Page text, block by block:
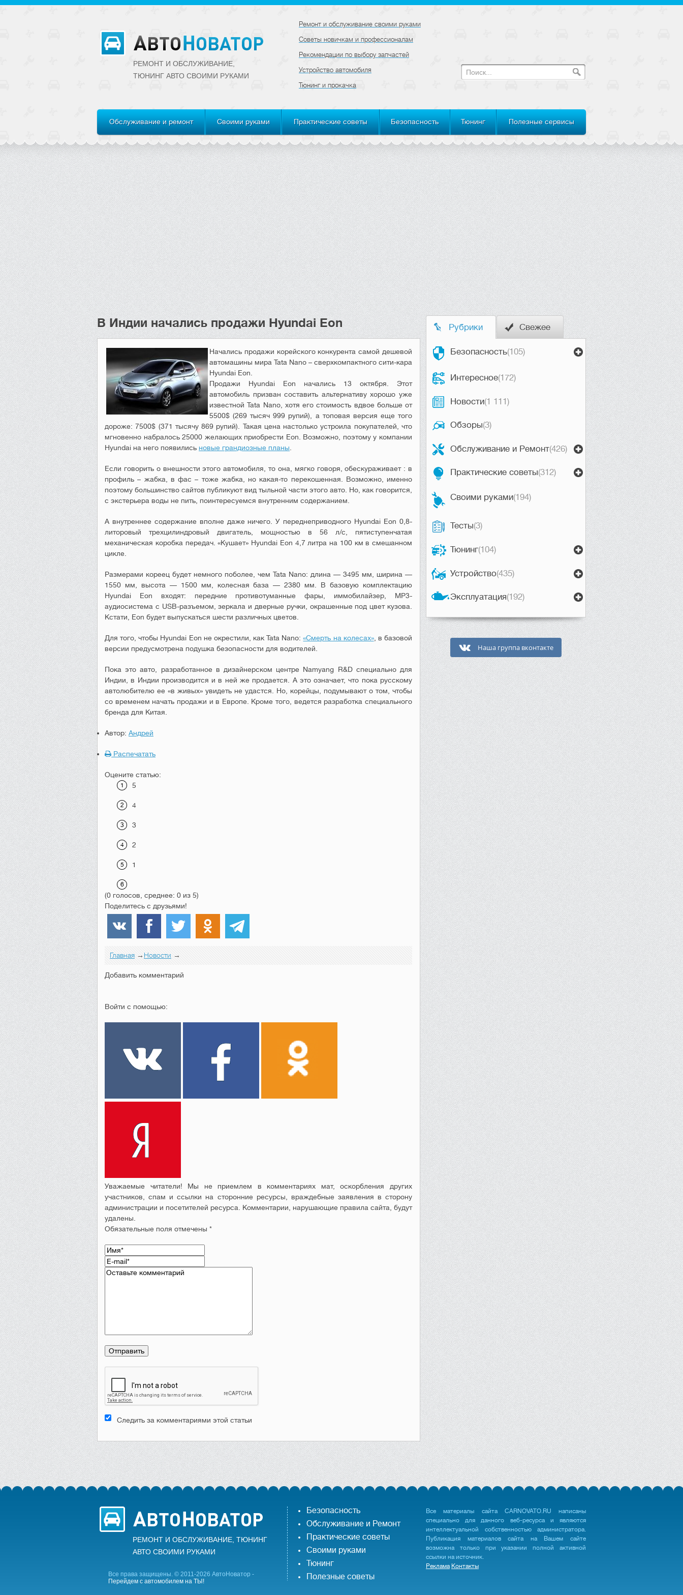
РЕМОНТ И ОБСЛУЖИВАНИЕ,
ТЮНИНГ АВТО CВОИМИ РУКАМИ
Ремонт и обслуживание своими руками
Советы новичкам и профессионалам
Рекомендации по выбору запчастей
Устройство автомобиля
Тюнинг и прокачка
Обслуживание и ремонт Своими руками Практические советы Безопасность Тюнинг Полезные сервисы
В Индии начались продажи Hyundai Eon
Начались продажи корейского конкурента самой дешевой
автомашины мира Tata Nano – сверхкомпактного сити-кара
Hyundai Eon.
Продажи Hyundai Eon начались 13 октября. Этот
автомобиль призван составить альтернативу хорошо уже
известной Tata Nano, хотя его стоимость вдвое больше от
5500$ (269 тысяч 999 рупий), а топовая версия еще того
дороже: 7500$ (371 тысячу 869 рупий). Такая цена настолько устроила покупателей, что
мгновенно набралось 25000 желающих приобрести Eon. Возможно, поэтому у компании
Hyundai на него появились новые грандиозные планы
Если говорить о внешности этого автомобиля, то она, мягко говоря, обескураживает : в
профиль – жабка, в фас – тоже жабка, но какая-то перекошенная. Возможно, именно
поэтому большинство сайтов публикуют вид тыльной части этого авто. Но, как говорится,
с экстерьера воды не пить, поинтересуемся внутренним содержанием.
А внутреннее содержание вполне даже ничего. У переднеприводного Hyundai Eon 0,8-
литоровый трехцилиндровый двигатель, мощностью в 56 л/с, пятиступенчатая
механическая коробка передач. «Кушает» Hyundai Eon 4,7 литра на 100 км в смешанном
цикле.
Размерами кореец будет немного поболее, чем Tata Nano: длина — 3495 мм, ширина —
1550 мм, высота — 1500 мм, колесная база — 2380 мм. В базовую комплектацию
Hyundai Eon входят: передние противотуманные фары, иммобилайзер, MP3-
аудиосистема с USB-разъемом, зеркала и дверные ручки, окрашенные под цвет кузова.
Кстати, Eon будет выпускаться шести различных цветов.
Для того, чтобы Hyundai Eon не окрестили, как Tata Nano:«Смерть на колесах», в базовой
версии предусмотрена подушка безопасности для водителей.
Пока это авто, разработанное в дизайнерском центре Namyang R&D специально для
Индии, в Индии производится и в ней же продается. А это означает, что пока русскому
автолюбителю ее «в живых» увидеть не удастся. Но, корейцы, подумывают о том, чтобы
со временем начать продажи и в Европе. Кроме того, ведется разработка специального
бренда для Китая.
Автор: Андрей
Распечатать
Оцените статью:
5
4
3
2
1
(0 голосов, среднее: 0 из 5)
Поделитесь с друзьями!
Главная →Новости →
Добавить комментарий
Войти с помощью:
Уважаемые читатели! Мы не приемлем в комментариях мат, оскорбления других
участников, спам и ссылки на сторонние ресурсы, враждебные заявления в сторону
администрации и посетителей ресурса. Комментарии, нарушающие правила сайта, будут
удалены.
Обязательные поля отмечены *
Следить за комментариями этой статьи
Рубрики Свежее
Безопасность(105)
Интересное(172)
Новости(1 111)
Обзоры(3)
Обслуживание и Ремонт(426)
Практические советы(312)
Своими руками(194)
Тесты(3)
Тюнинг(104)
Устройство(435)
Эксплуатация(192)
Наша группа вконтакте
РЕМОНТ И ОБСЛУЖИВАНИЕ, ТЮНИНГ
АВТО CВОИМИ РУКАМИ
Все права защищены. © 2011-2026 АвтоНоватор -
Перейдем с автомобилем на ТЫ!
Безопасность
Обслуживание и Ремонт
Практические советы
Своими руками
Тюнинг
Полезные советы
Все материалы сайта CARNOVATO.RU написаны
специально для данного веб-ресурса и являются
интеллектуальной собственностью администратора.
Публикация материалов сайта на Вашем сайте
возможна только при указании полной активной
ссылки на источник.
Реклама Контакты